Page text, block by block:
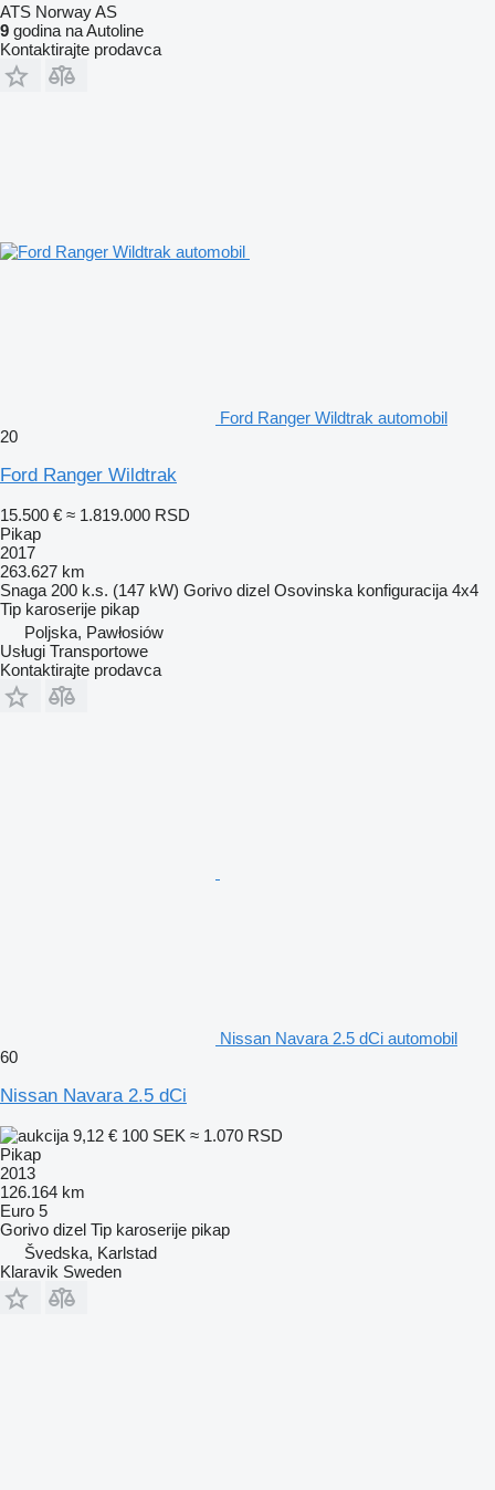
ATS Norway AS
9 godina na Autoline
Kontaktirajte prodavca
Ford Ranger Wildtrak automobil
20
Ford Ranger Wildtrak
15.500 € ≈ 1.819.000 RSD
Pikap
2017
263.627 km
Snaga 200 k.s. (147 kW) Gorivo dizel Osovinska konfiguracija 4x4
Tip karoserije pikap
Poljska, Pawłosiów
Usługi Transportowe
Kontaktirajte prodavca
Nissan Navara 2.5 dCi automobil
60
Nissan Navara 2.5 dCi
9,12 € 100 SEK ≈ 1.070 RSD
Pikap
2013
126.164 km
Euro 5
Gorivo dizel Tip karoserije pikap
Švedska, Karlstad
Klaravik Sweden